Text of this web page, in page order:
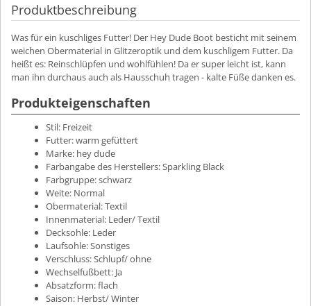
Produktbeschreibung
Was für ein kuschliges Futter! Der Hey Dude Boot besticht mit seinem
weichen Obermaterial in Glitzeroptik und dem kuschligem Futter. Da
heißt es: Reinschlüpfen und wohlfühlen! Da er super leicht ist, kann
man ihn durchaus auch als Hausschuh tragen - kalte Füße danken es.
Produkteigenschaften
Stil: Freizeit
Futter:warm gefüttert
Marke: hey dude
Farbangabe des Herstellers:Sparkling Black
Farbgruppe:schwarz
Weite: Normal
Obermaterial:Textil
Innenmaterial: Leder/ Textil
Decksohle: Leder
Laufsohle:Sonstiges
Verschluss:Schlupf/ ohne
Wechselfußbett: Ja
Absatzform:flach
Saison: Herbst/ Winter